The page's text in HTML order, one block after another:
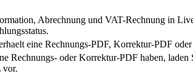
Abrechnung und VAT-Rechnung in
eine Rechnungs-PDF, Korrektur-PDF
Rechnungs- oder Korrektur-PDF haben,